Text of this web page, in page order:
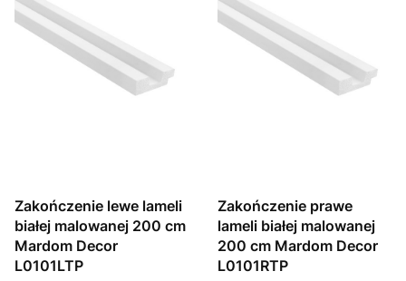
Zakończenie lewe lameli
białej malowanej 200 cm
Mardom Decor
L0101LTP
Zakończenie prawe
lameli białej malowanej
200 cm Mardom Decor
L0101RTP